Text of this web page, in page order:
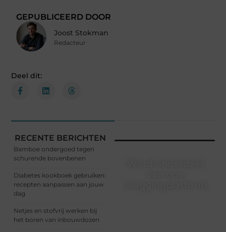
GEPUBLICEERD DOOR
Joost Stokman
Redacteur
Deel dit:
RECENTE BERICHTEN
Bamboe ondergoed tegen
schurende bovenbenen
Diabetes kookboek gebruiken:
recepten aanpassen aan jouw
dag
Netjes en stofvrij werken bij
het boren van inbouwdozen